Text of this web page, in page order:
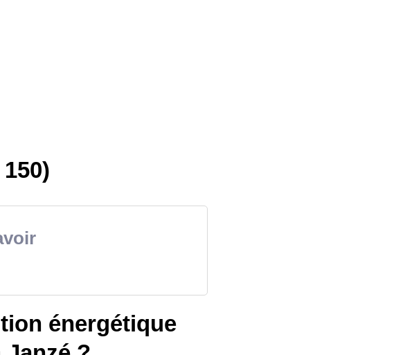
énergétique